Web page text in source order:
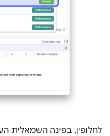
לחלופין, בפינה השמאלית